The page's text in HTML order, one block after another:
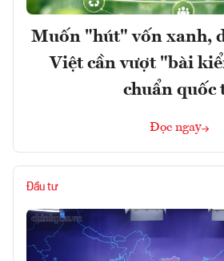
Muốn "hút" vốn xanh,
Việt cần vượt "bài
chuẩn quốc
Đọc ngay
Đầu tư